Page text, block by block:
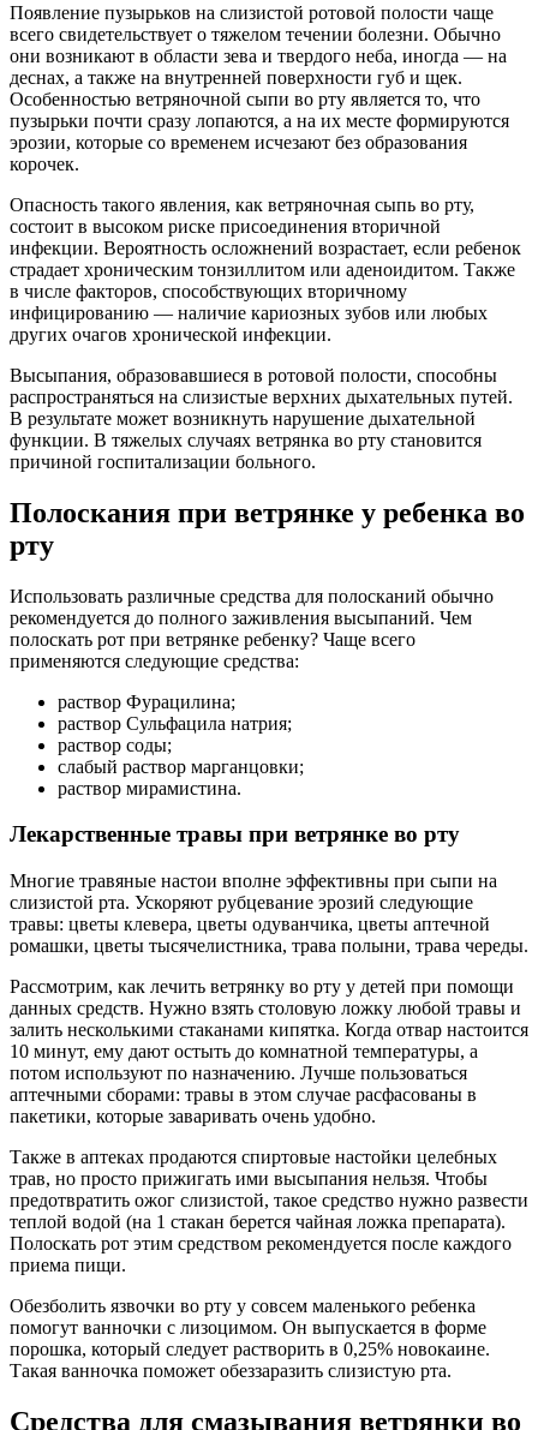
Появление пузырьков на слизистой ротовой полости чаще
всего свидетельствует о тяжелом течении болезни. Обычно
они возникают в области зева и твердого неба, иногда — на
деснах, а также на внутренней поверхности губ и щек.
Особенностью ветряночной сыпи во рту является то, что
пузырьки почти сразу лопаются, а на их месте формируются
эрозии, которые со временем исчезают без образования
корочек.
Опасность такого явления, как ветряночная сыпь во рту,
состоит в высоком риске присоединения вторичной
инфекции. Вероятность осложнений возрастает, если ребенок
страдает хроническим тонзиллитом или аденоидитом. Также
в числе факторов, способствующих вторичному
инфицированию — наличие кариозных зубов или любых
других очагов хронической инфекции.
Высыпания, образовавшиеся в ротовой полости, способны
распространяться на слизистые верхних дыхательных путей.
В результате может возникнуть нарушение дыхательной
функции. В тяжелых случаях ветрянка во рту становится
причиной госпитализации больного.
Полоскания при ветрянке у ребенка во
рту
Использовать различные средства для полосканий обычно
рекомендуется до полного заживления высыпаний. Чем
полоскать рот при ветрянке ребенку? Чаще всего
применяются следующие средства:
раствор Фурацилина;
раствор Сульфацила натрия;
раствор соды;
слабый раствор марганцовки;
раствор мирамистина.
Лекарственные травы при ветрянке во рту
Многие травяные настои вполне эффективны при сыпи на
слизистой рта. Ускоряют рубцевание эрозий следующие
травы: цветы клевера, цветы одуванчика, цветы аптечной
ромашки, цветы тысячелистника, трава полыни, трава череды.
Рассмотрим, как лечить ветрянку во рту у детей при помощи
данных средств. Нужно взять столовую ложку любой травы и
залить несколькими стаканами кипятка. Когда отвар настоится
10 минут, ему дают остыть до комнатной температуры, а
потом используют по назначению. Лучше пользоваться
аптечными сборами: травы в этом случае расфасованы в
пакетики, которые заваривать очень удобно.
Также в аптеках продаются спиртовые настойки целебных
трав, но просто прижигать ими высыпания нельзя. Чтобы
предотвратить ожог слизистой, такое средство нужно развести
теплой водой (на 1 стакан берется чайная ложка препарата).
Полоскать рот этим средством рекомендуется после каждого
приема пищи.
Обезболить язвочки во рту у совсем маленького ребенка
помогут ванночки с лизоцимом. Он выпускается в форме
порошка, который следует растворить в 0,25% новокаине.
Такая ванночка поможет обеззаразить слизистую рта.
Средства для смазывания ветрянки во